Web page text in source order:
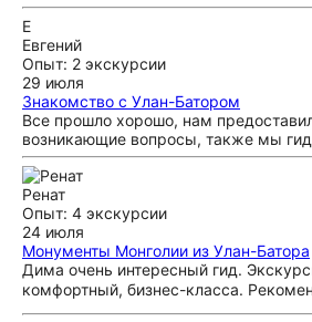
Е
Евгений
Опыт: 2 экскурсии
29 июля
Знакомство с Улан-Батором
Все прошло хорошо, нам
возникающие вопросы, также мы гид
Ренат
Опыт: 4 экскурсии
24 июля
Монументы Монголии из Улан-Батора
Дима очень интересный гид.
комфортный, бизнес-класса.